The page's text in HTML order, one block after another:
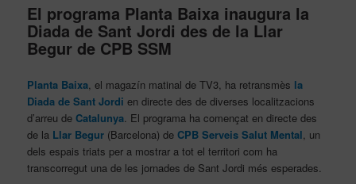
El programa Planta Baixa inaugura la
Diada de Sant Jordi des de la Llar
Begur de CPB SSM
Planta Baixa, el magazín matinal de TV3, ha retransmès la
Diada de Sant Jordi en directe des de diverses localitzacions
d’arreu de Catalunya. El programa ha començat en directe des
de la Llar Begur(Barcelona) de CPB Serveis Salut Mental , un
dels espais triats per a mostrar a tot el territori com ha
transcorregut una de les jornades de Sant Jordi més esperades.